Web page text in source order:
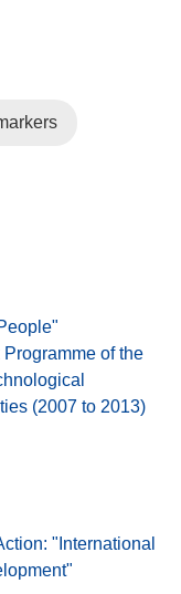
of the
(2007 to 2013)
"International